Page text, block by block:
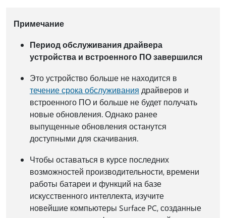
Примечание
Период обслуживания драйвера
устройства и встроенного ПО завершился
Это устройство больше не находится в
течение срока обслуживания драйверов и
встроенного ПО и больше не будет получать
новые обновления. Однако ранее
выпущенные обновления останутся
доступными для скачивания.
Чтобы оставаться в курсе последних
возможностей производительности, времени
работы батареи и функций на базе
искусственного интеллекта, изучите
новейшие компьютеры Surface PC, созданные